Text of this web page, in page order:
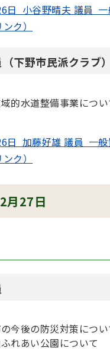
日 小谷野晴夫 議員 一
ク）
下野市民派クラブ）
域的水道整備事業につい
日 加藤好雄 議員 一般
ク）
月27日
の今後の防災対策につい
ふれあい公園について